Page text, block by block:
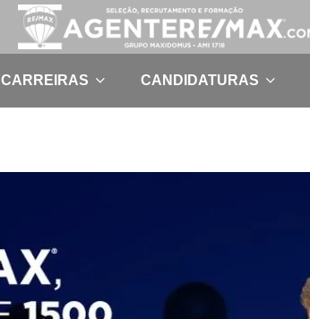
CARREIRAS CANDIDATURAS